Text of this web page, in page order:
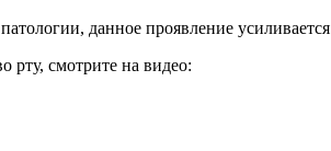
данное проявление
рту, смотрите на видео: